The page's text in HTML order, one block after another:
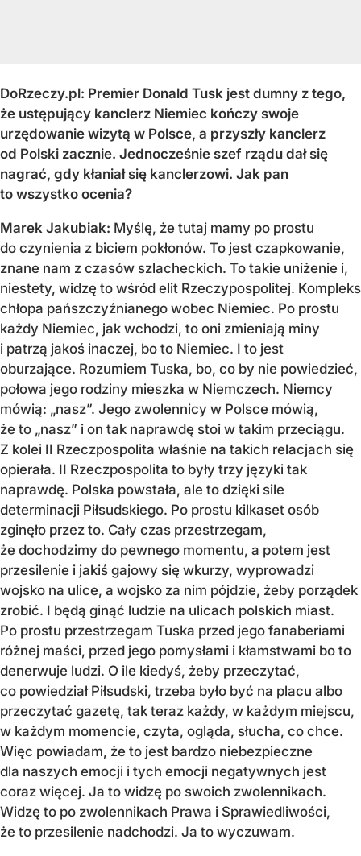
DoRzeczy.pl: Premier Donald Tusk jest dumny z tego,
że ustępujący kanclerz Niemiec kończy swoje
urzędowanie wizytą w Polsce, a przyszły kanclerz
od Polski zacznie. Jednocześnie szef rządu dał się
nagrać, gdy kłaniał się kanclerzowi. Jak pan
to wszystko ocenia?
Marek Jakubiak: Myślę, że tutaj mamy po prostu
do czynienia z biciem pokłonów. To jest czapkowanie,
znane nam z czasów szlacheckich. To takie uniżenie i,
niestety, widzę to wśród elit Rzeczypospolitej. Kompleks
chłopa pańszczyźnianego wobec Niemiec. Po prostu
każdy Niemiec, jak wchodzi, to oni zmieniają miny
i patrzą jakoś inaczej, bo to Niemiec. I to jest
oburzające. Rozumiem Tuska, bo, co by nie powiedzieć,
połowa jego rodziny mieszka w Niemczech. Niemcy
mówią: „nasz”. Jego zwolennicy w Polsce mówią,
że to „nasz” i on tak naprawdę stoi w takim przeciągu.
Z kolei II Rzeczpospolita właśnie na takich relacjach się
opierała. II Rzeczpospolita to były trzy języki tak
naprawdę. Polska powstała, ale to dzięki sile
determinacji Piłsudskiego. Po prostu kilkaset osób
zginęło przez to. Cały czas przestrzegam,
że dochodzimy do pewnego momentu, a potem jest
przesilenie i jakiś gajowy się wkurzy, wyprowadzi
wojsko na ulice, a wojsko za nim pójdzie, żeby porządek
zrobić. I będą ginąć ludzie na ulicach polskich miast.
Po prostu przestrzegam Tuska przed jego fanaberiami
różnej maści, przed jego pomysłami i kłamstwami bo to
denerwuje ludzi. O ile kiedyś, żeby przeczytać,
co powiedział Piłsudski, trzeba było być na placu albo
przeczytać gazetę, tak teraz każdy, w każdym miejscu,
w każdym momencie, czyta, ogląda, słucha, co chce.
Więc powiadam, że to jest bardzo niebezpieczne
dla naszych emocji i tych emocji negatywnych jest
coraz więcej. Ja to widzę po swoich zwolennikach.
Widzę to po zwolennikach Prawa i Sprawiedliwości,
że to przesilenie nadchodzi. Ja to wyczuwam.